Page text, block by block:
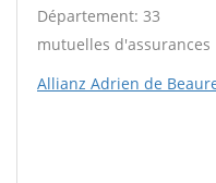
Département: 33
mutuelles d'assurances
Allianz Adrien de